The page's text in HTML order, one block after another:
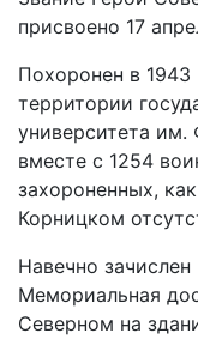
присвоено 17
Похоронен в 1943
территории
университета им.
вместе с 1254
захороненных,
Корницком
Навечно
Мемориальная
Северном на